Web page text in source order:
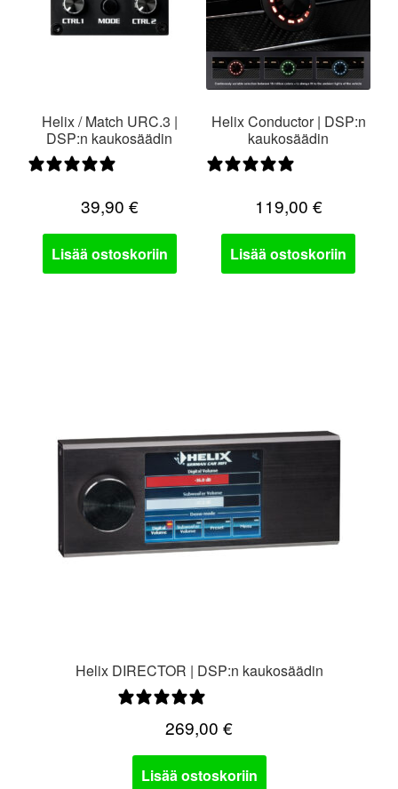
Helix / Match URC.3 |
DSP:n kaukosäädin
39,90 €
Lisää ostoskoriin
Helix Conductor | DSP:n
kaukosäädin
119,00 €
Lisää ostoskoriin
Helix DIRECTOR | DSP:n kaukosäädin
269,00 €
Lisää ostoskoriin